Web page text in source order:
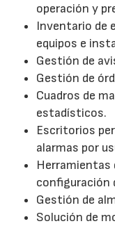
operación y
Inventario de
equipos e
Gestión de
Gestión de
Cuadros de
estadísticos.
Escritorios
alarmas por
Herramientas
configuración
Gestión de
Solución de